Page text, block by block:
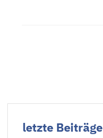
letzte Beiträge